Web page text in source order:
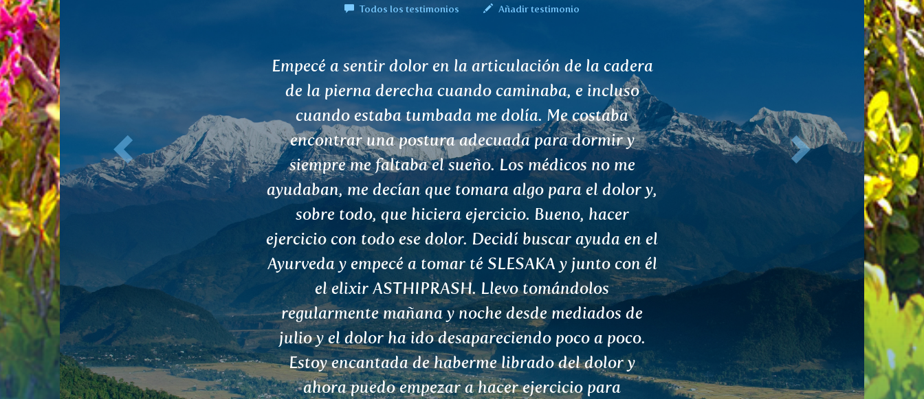
Todos los testimonios Añadir testimonio
Descubrí hace mucho tiempo que nuestro cuerpo
suele responder mejor a la curación natural, porque
también es de la naturaleza. Los tés ayurvédicos se
combinan perfectamente y son milagrosamente
efectivos. Y en concreto, su empresa hace un excelente
trabajo, materias primas de calidad y una elección
perfecta. He estado comprando sus productos con
regularidad durante varios años. Me funcionaron
mejor: el té KATPHALA, que uso para la gripe y
APANA para el período menstrual desagradable. Mis
síntomas disminuyen inmediatamente en un 70-80%.
Bueno, gracias.
Lujza, Bratislava
Siguiente